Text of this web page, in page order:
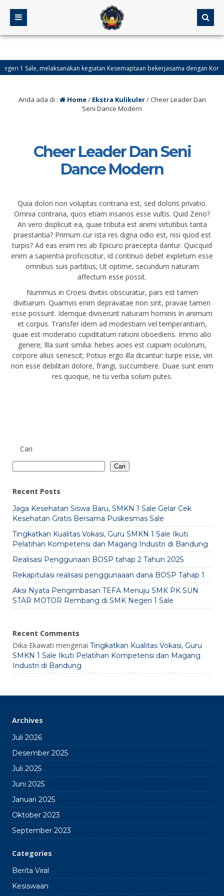
1 Sale, melaksanakan kegiatan Kesemaptaan bekerjasama dengan
Anda ada di : Home/ Ekstra Kulikuler/Cheer Leader Dan
Seni Dance Modern
Cheer Leader Dan Seni
Dance Modern
Quia dolori non voluptas contraria est, sed doloris privatio.
Omnia contraria, quos etiam insanos esse vultis. Quid Zeno?
An vero displicuit ea, quae tributa est animi virtutibus tanta
praestantia? Primum cur ista res digna odio est, nisi quod est
turpis? Ad eas enim res ab Epicuro praecepta dantur. Quicquid
enim a sapientia proficiscitur, id continuo debet expletum esse
omnibus suis partibus; Ut optime, secundum naturam
affectum esse possit.
Nummus in Croesi divitiis obscuratur, pars est tamen
divitiarum. Quamvis enim depravatae non sint, pravae tamen
esse possunt. Idemque diviserunt naturam hominis in animum
et corpus. Transfer idem ad modestiam vel temperantiam,
quae est moderatio cupiditatum rationi oboediens. Immo alio
genere; Illa sunt similia: hebes acies est cuipiam oculorum,
corpore alius senescit; Potius ergo illa dicantur: turpe esse, viri
non esse debilitari dolore, frangi, succumbere. Duae sunt enim
res quoque, ne tu verba solum putes.
Cari
Cari
Recent Posts
Jaga Kesehatan Siswa Baru, SMKN 1 Sale Gelar Cek
Kesehatan Gratis Bersama Puskesmas Sale
Tingkatkan Kualitas Vokasi, Guru SMKN 1 Sale Ikuti
Pelatihan Kompetensi dan Magang Industri di Bandung
Realisasi Penggunaan BOSP tahap 2 Tahun 2025
Rekapitulasi realisasi penggunaaan dana BOSP Tahap 1
Aksi Nyata Pengimbasan TEFA Menuju SMK PK SUN
STAR MOTOR Rembang di SMK Negeri 1 Sale
Recent Comments
Dika Ekawati mengenai Tingkatkan Kualitas Vokasi, Guru
SMKN 1 Sale Ikuti Pelatihan Kompetensi dan Magang
Industri di Bandung
Archives
Juli 2026
Desember 2025
Juli 2025
Juni 2025
Januari 2025
Oktober 2023
September 2023
Categories
Berita Viral
Kesiswaan